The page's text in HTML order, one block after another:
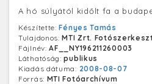
A hó súlyától kidőlt fa a
Készítette:Fényes Tamás
Tulajdonos:MTI Zrt.
Fájlnév:AF__NY196211260003
Láthatóság:publikus
Kiadás dátuma: 2008-08-07
Forrás: MTI Fotóarchívum